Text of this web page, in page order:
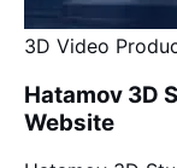
3D Video
Hatamov 3D
Website